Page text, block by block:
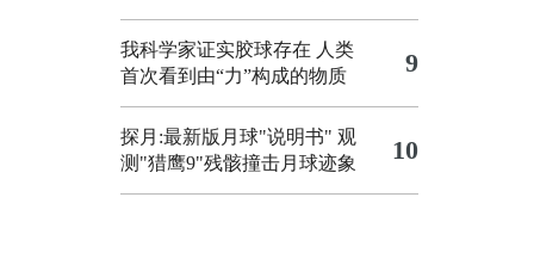
我科学家证实胶球存在 人类
首次看到由“力”构成的物质
9
探月:最新版月球"说明书" 观
测"猎鹰9"残骸撞击月球迹象
10